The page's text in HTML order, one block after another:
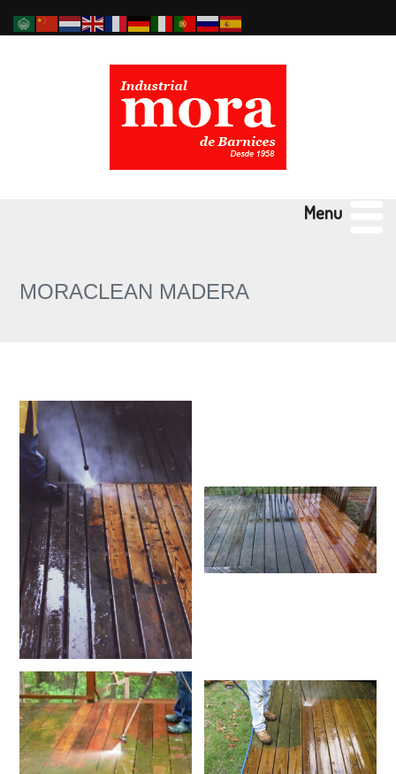
MORACLEAN MADERA
Menu